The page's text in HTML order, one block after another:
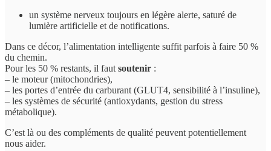
un système nerveux toujours en légère alerte, saturé de
lumière artificielle et de notifications.
Dans ce décor, l’alimentation intelligente suffit parfois à faire 50 %
du chemin.
Pour les 50 % restants, il faut soutenir :
– le moteur (mitochondries),
– les portes d’entrée du carburant (GLUT4, sensibilité à l’insuline),
– les systèmes de sécurité (antioxydants, gestion du stress
métabolique).
C’est là ou des compléments de qualité peuvent potentiellement
nous aider.